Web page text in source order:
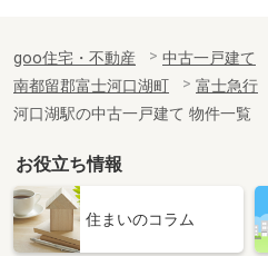
goo住宅・不動産 中古一戸建て
南都留郡富士河口湖町
富士急行
河口湖駅の中古一戸建て 物件一覧
お役立ち情報
住まいのコラム